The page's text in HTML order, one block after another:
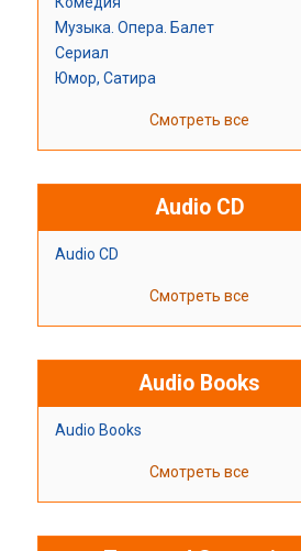
Музыка. Опера. Балет
Сериал
Юмор, Сатира
Смотреть все
Audio CD
Audio CD
Смотреть все
Audio Books
Audio Books
Смотреть все